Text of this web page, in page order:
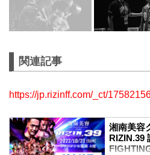
関連記事
https://jp.rizinff.com/_ct/
湘南美容
RIZIN.39